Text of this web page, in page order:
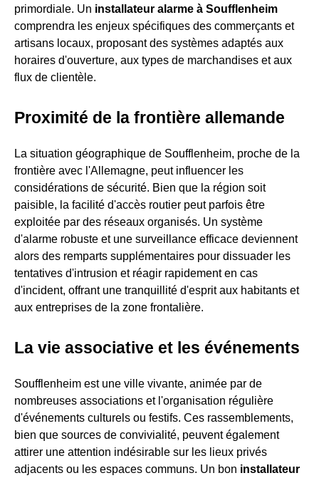
primordiale. Un installateur alarme à Soufflenheim
comprendra les enjeux spécifiques des commerçants et
artisans locaux, proposant des systèmes adaptés aux
horaires d'ouverture, aux types de marchandises et aux
flux de clientèle.
Proximité de la frontière allemande
La situation géographique de Soufflenheim, proche de la
frontière avec l'Allemagne, peut influencer les
considérations de sécurité. Bien que la région soit
paisible, la facilité d'accès routier peut parfois être
exploitée par des réseaux organisés. Un système
d'alarme robuste et une surveillance efficace deviennent
alors des remparts supplémentaires pour dissuader les
tentatives d'intrusion et réagir rapidement en cas
d'incident, offrant une tranquillité d'esprit aux habitants et
aux entreprises de la zone frontalière.
La vie associative et les événements
Soufflenheim est une ville vivante, animée par de
nombreuses associations et l'organisation régulière
d'événements culturels ou festifs. Ces rassemblements,
bien que sources de convivialité, peuvent également
attirer une attention indésirable sur les lieux privés
adjacents ou les espaces communs. Un bon installateur